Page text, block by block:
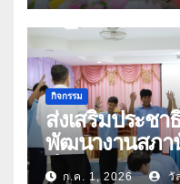
กิจกรรม
ส่งเสริมประช
พัฒนางานสภา
ศึกษา 2569
ก.ค. 1, 2026 วั